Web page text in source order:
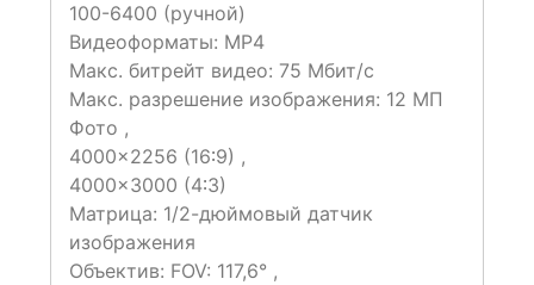
100-6400 (ручной)
Видеоформаты: MP4
Макс. битрейт видео: 75 Мбит/с
Макс. разрешение изображения: 12 МП
Фото ,
4000×2256 (16∶9) ,
4000×3000 (4∶3)
Матрица: 1/2-дюймовый датчик
изображения
Объектив: FOV: 117,6° ,